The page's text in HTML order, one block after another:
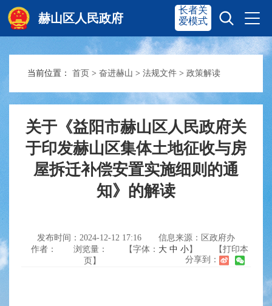
赫山区人民政府
赫山首页 奋进赫山
政务要闻 多彩资湘
信息公开 政务服务
长者关
爱模式
当前位置： 首页 > 奋进赫山 > 法规文件 > 政策解读
关于《益阳市赫山区人民政府关
于印发赫山区集体土地征收与房
屋拆迁补偿安置实施细则的通
知》的解读
发布时间：2024-12-12 17:16
信息来源：区政府办
作者：
浏览量： 【字体： 大 中 小】
【打印本
页】
分享到：